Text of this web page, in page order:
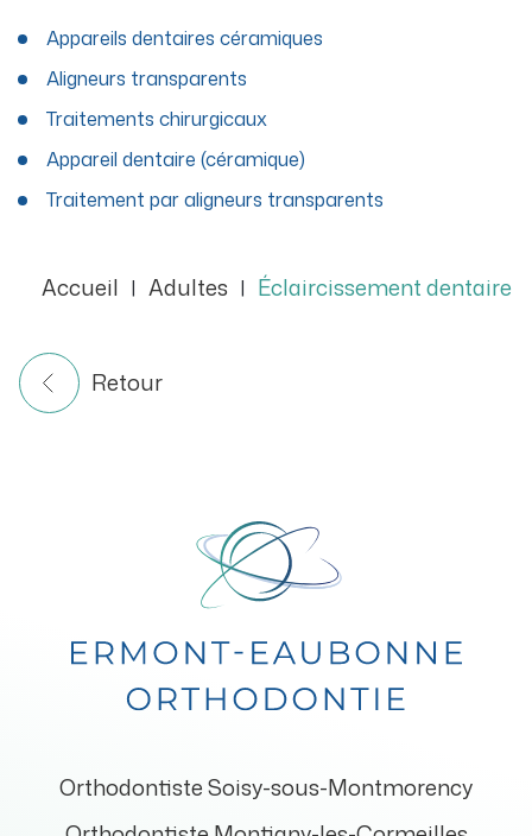
Appareils dentaires céramiques
Aligneurs transparents
Traitements chirurgicaux
Appareil dentaire (céramique)
Traitement par aligneurs transparents
Retour
Accueil | Adultes | Éclaircissement dentaire
Orthodontiste Soisy-sous-Montmorency